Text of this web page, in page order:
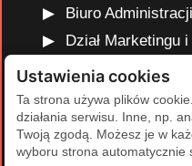
Biuro Administracji
Dział Marketingu
Dział Edukacji
Dział Finansów i
Dział Projektów
Dział Programów
Ustawienia cookies
Ta strona używa plików
działania serwisu. Inne, np.
Twoją zgodą. Możesz je w
wyboru strona automatycznie